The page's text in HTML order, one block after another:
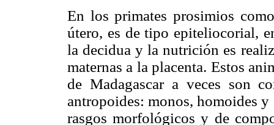
En los primates prosimios
útero, es de tipo epiteliocorial,
la decidua y la nutrición es
maternas a la placenta. Estos
de Madagascar a veces son
antropoides: monos, homoides
rasgos morfológicos y de